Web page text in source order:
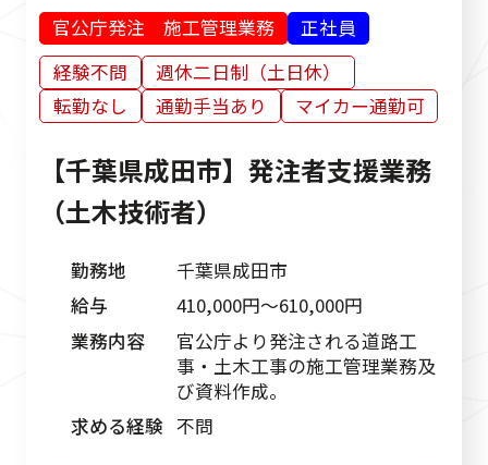
官公庁発注 施工管理業務
正社員
経験不問
週休二日制（土日休）
転勤なし
通勤手当あり マイカー通勤可
【千葉県成田市】発注者支援業務
（土木技術者）
勤務地
千葉県成田市
給与
410,000円〜610,000円
業務内容
官公庁より発注される道路工
事・土木工事の施工管理業務及
び資料作成。
求める経験 不問